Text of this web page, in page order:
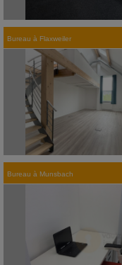
Bureau à Flaxweiler
Bureau à Munsbach